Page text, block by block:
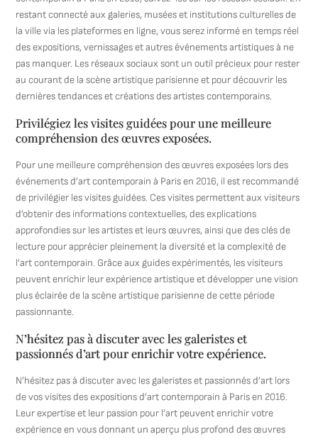
restant connecté aux galeries, musées et institutions culturelles de
la ville via les plateformes en ligne, vous serez informé en temps réel
des expositions, vernissages et autres événements artistiques à ne
pas manquer. Les réseaux sociaux sont un outil précieux pour rester
au courant de la scène artistique parisienne et pour découvrir les
dernières tendances et créations des artistes contemporains.
Privilégiez les visites guidées pour une meilleure
compréhension des œuvres exposées.
Pour une meilleure compréhension des œuvres exposées lors des
événements d’art contemporain à Paris en 2016, il est recommandé
de privilégier les visites guidées. Ces visites permettent aux visiteurs
d’obtenir des informations contextuelles, des explications
approfondies sur les artistes et leurs œuvres, ainsi que des clés de
lecture pour apprécier pleinement la diversité et la complexité de
l’art contemporain. Grâce aux guides expérimentés, les visiteurs
peuvent enrichir leur expérience artistique et développer une vision
plus éclairée de la scène artistique parisienne de cette période
passionnante.
N’hésitez pas à discuter avec les galeristes et
passionnés d’art pour enrichir votre expérience.
N’hésitez pas à discuter avec les galeristes et passionnés d’art lors
de vos visites des expositions d’art contemporain à Paris en 2016.
Leur expertise et leur passion pour l’art peuvent enrichir votre
expérience en vous donnant un aperçu plus profond des œuvres